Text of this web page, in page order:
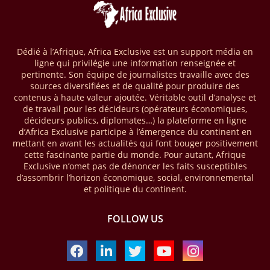
LIBYE - HYDROCARBURES
Plusieurs découvertes de gisements d’hydrocarbures ont été
nouvelles découvertes gazières dans le pays, cumulant plus de 1000
milliards de pieds cubes. Pour leur part, les compagnies pétrogazières
Eni, Repsol et Sonatrach ont réalisé trois nouvelles découvertes de
pétrole et de gaz, selon la National Oil Corporation (NOC), entreprise
publique en charge du secteur. Dans le détail, la première découverte
gazière a été enregistrée via le puits d’exploration A1-69/02 situé dans
le bloc 95/96 du bassin de Ghadamès, à proximité de la frontière avec
l’Algérie. D’après la NOC, les tests de production sur ce site opéré par
le groupe Sonatrach ont affiché 13 millions de pieds cubes de gaz par
jour et 327 barils de condensats.
BASSIN DU CONGO
transformer les économies forestières en Afrique centrale. Baptisé «
Congo » (SCBFEP), il mobilise 1,02 milliard $, dont une première
phase de 394,83 millions de dollars. C’est ce qu’indique l’institution
Dédié à l’Afrique, Africa Exclusive est un support média en
ligne qui privilégie une information renseignée et
pertinente. Son équipe de journalistes travaille avec des
sources diversifiées et de qualité pour produire des
contenus à haute valeur ajoutée. Véritable outil d’analyse et
de travail pour les décideurs (opérateurs économiques,
décideurs publics, diplomates…) la plateforme en ligne
d’Africa Exclusive participe à l’émergence du continent en
mettant en avant les actualités qui font bouger positivement
cette fascinante partie du monde. Pour autant, Afrique
Exclusive n’omet pas de dénoncer les faits susceptibles
d’assombrir l’horizon économique, social, environnemental
et politique du continent.
FOLLOW US